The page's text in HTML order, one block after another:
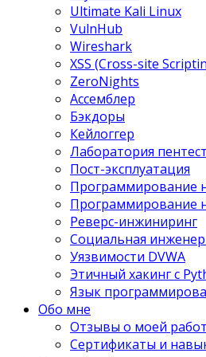
Ultimate Kali Linux
VulnHub
Wireshark
XSS (Cross-site
ZeroNights
Ассемблер
Бэкдоры
Кейлоггер
Лаборатория
Пост-эксплуатация
Программирование
Программирование
Реверс-инжиниринг
Социальная
Уязвимости DVWA
Этичный хакинг с
Язык
Обо мне
Отзывы о моей
Сертификаты и